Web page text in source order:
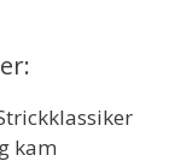
kam